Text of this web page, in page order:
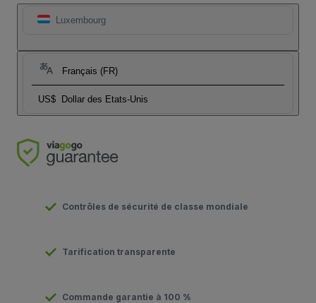
Luxembourg
Français (FR)
US$ Dollar des Etats-Unis
Contrôles de sécurité de classe mondiale
Tarification transparente
Commande garantie à 100 %